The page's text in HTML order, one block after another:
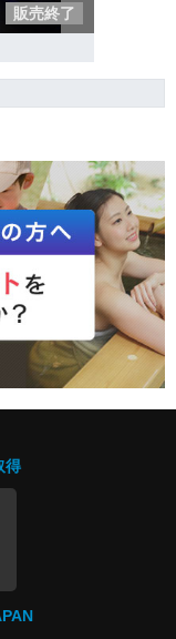
販売終了
得